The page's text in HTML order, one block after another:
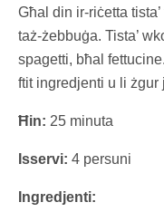
Għal din ir-riċetta
taż-żebbuġa. Tista’
spagetti, bħal
ftit ingredjenti u li żgur
Ħin: 25 minuta
Isservi: 4 persuni
Ingredjenti: